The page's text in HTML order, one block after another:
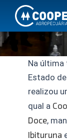
o
conteúdo
Na
Estado
realizou
qual a
Doce,
Ibituruna